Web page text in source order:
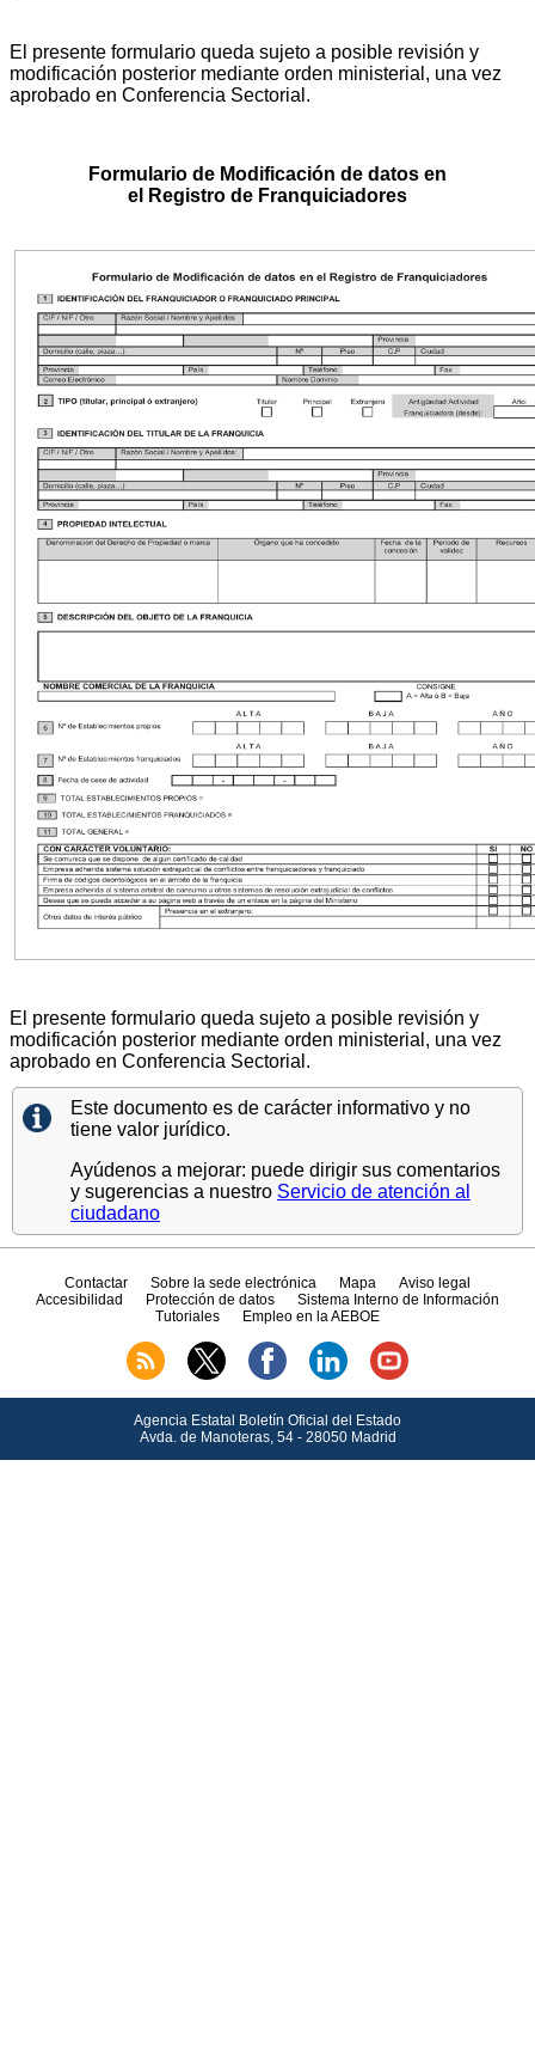
El presente formulario queda sujeto a posible revisión y
modificación posterior mediante orden ministerial, una vez
aprobado en Conferencia Sectorial.
Formulario de Modificación de datos en
el Registro de Franquiciadores
El presente formulario queda sujeto a posible revisión y
modificación posterior mediante orden ministerial, una vez
aprobado en Conferencia Sectorial.
Este documento es de carácter informativo y no
tiene valor jurídico.
Ayúdenos a mejorar: puede dirigir sus comentarios
y sugerencias a nuestro Servicio de atención al
ciudadano
Contactar Sobre la sede electrónica Mapa
Aviso legal
Accesibilidad
Protección de datos
Sistema Interno de Información
Tutoriales
Empleo en la AEBOE
Agencia Estatal Boletín Oficial del Estado
Avda.de Manoteras, 54 - 28050 Madrid